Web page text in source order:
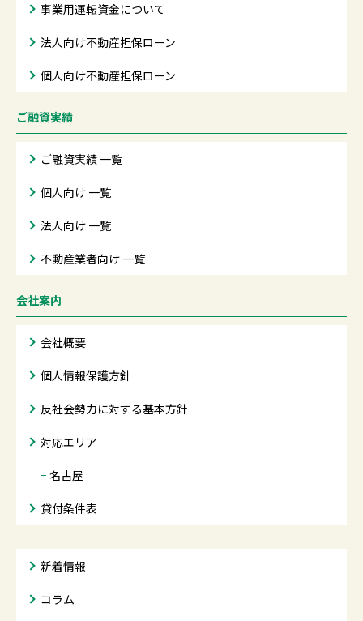
事業用運転資金について
法人向け不動産担保ローン
個人向け不動産担保ローン
ご融資実績
ご融資実績 一覧
個人向け 一覧
法人向け 一覧
不動産業者向け 一覧
会社案内
会社概要
個人情報保護方針
反社会勢力に対する基本方針
対応エリア
− 名古屋
貸付条件表
新着情報
コラム